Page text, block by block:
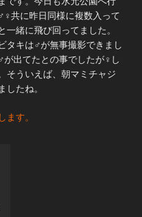
共に昨日同様に複数入って
一緒に飛び回ってました。
タキは♂が無事撮影できまし
出てたとの事でしたが♀し
そういえば、朝マミチャジ
したね。
ます。